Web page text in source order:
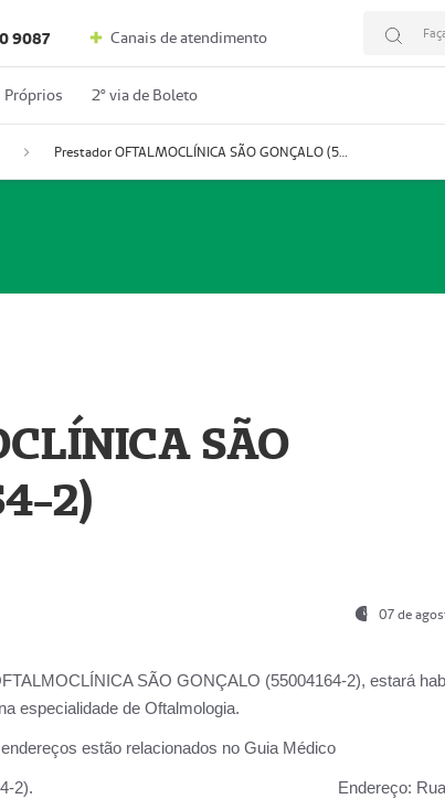
9087 Canais de atendimento
Próprios 2º via de Boleto
Prestador OFTALMOCLÍNICA SÃO GONÇALO (55004164-2)
SÃO
2)
07 de
SÃO GONÇALO (55004164-2), estará
especialidade de Oftalmologia.
estão relacionados no Guia Médico
(55004164-2). Endereço: Rua